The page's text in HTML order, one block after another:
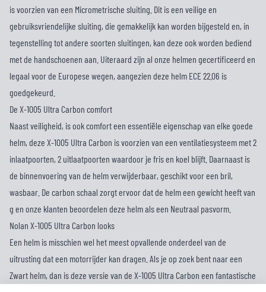
is voorzien van een Micrometrische sluiting. Dit is een veilige en
gebruiksvriendelijke sluiting, die gemakkelijk kan worden bijgesteld en, in
tegenstelling tot andere soorten sluitingen, kan deze ook worden bediend
met de handschoenen aan. Uiteraard zijn al onze helmen gecertificeerd en
legaal voor de Europese wegen, aangezien deze helm ECE 22.06 is
goedgekeurd.
De X-1005 Ultra Carbon comfort
Naast veiligheid, is ook comfort een essentiële eigenschap van elke goede
helm, deze X-1005 Ultra Carbon is voorzien van een ventilatiesysteem met 2
inlaatpoorten, 2 uitlaatpoorten waardoor je fris en koel blijft. Daarnaast is
de binnenvoering van de helm verwijderbaar, geschikt voor een bril,
wasbaar. De carbon schaal zorgt ervoor dat de helm een gewicht heeft van
g en onze klanten beoordelen deze helm als een Neutraal pasvorm.
Nolan X-1005 Ultra Carbon looks
Een helm is misschien wel het meest opvallende onderdeel van de
uitrusting dat een motorrijder kan dragen. Als je op zoek bent naar een
Zwart helm, dan is deze versie van de X-1005 Ultra Carbon een fantastische